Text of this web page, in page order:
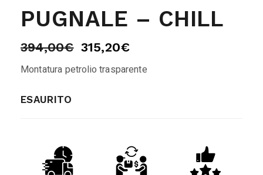
PUGNALE – CHILL
394,00€ 315,20€
Montatura petrolio trasparente
ESAURITO